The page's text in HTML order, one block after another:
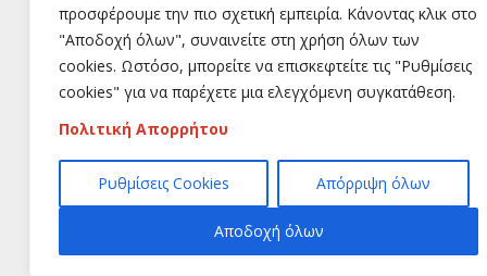
προσφέρουμε την πιο σχετική εμπειρία. Κάνοντας κλικ στο
"Αποδοχή όλων", συναινείτε στη χρήση όλων των
cookies. Ωστόσο, μπορείτε να επισκεφτείτε τις "Ρυθμίσεις
cookies" για να παρέχετε μια ελεγχόμενη συγκατάθεση.
Πολιτική Απορρήτου
Ρυθμίσεις Cookies Απόρριψη όλων
Αποδοχή όλων